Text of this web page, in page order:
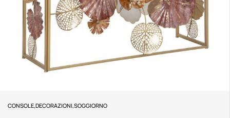
CONSOLE,DECORAZIONI,SOGGIORNO